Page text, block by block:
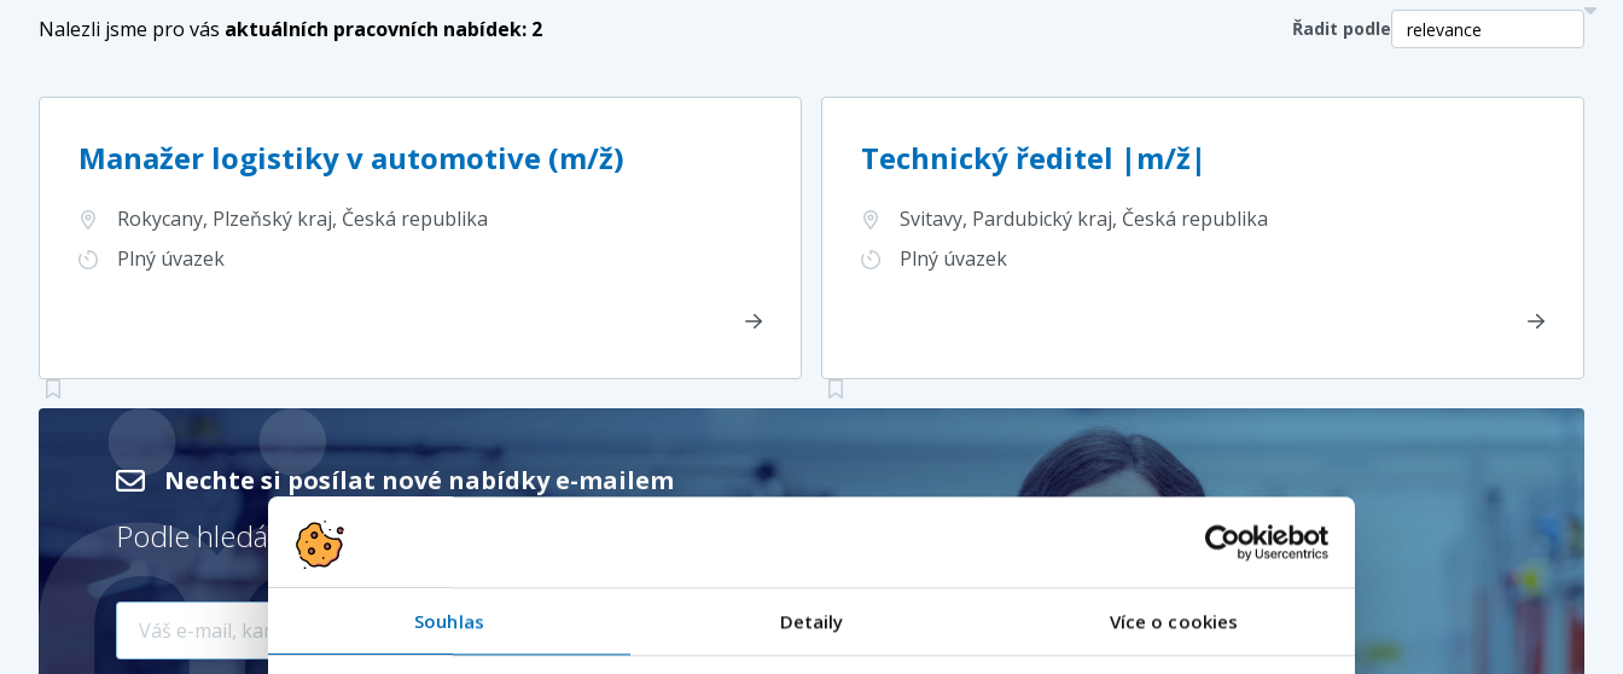
Souhlas Detaily Více o cookies
Nalezli jsme pro vás aktuálních pracovních nabídek: 2 Řadit podle
Manažer logistiky v automotive (m/ž)
Rokycany, Plzeňský kraj, Česká republika
Plný úvazek
Technický ředitel |m/ž|
Svitavy, Pardubický kraj, Česká republika
Plný úvazek
Nechte si posílat nové nabídky e-mailem
Podle hledání Vrcholový management
Hlídat nové nabídky